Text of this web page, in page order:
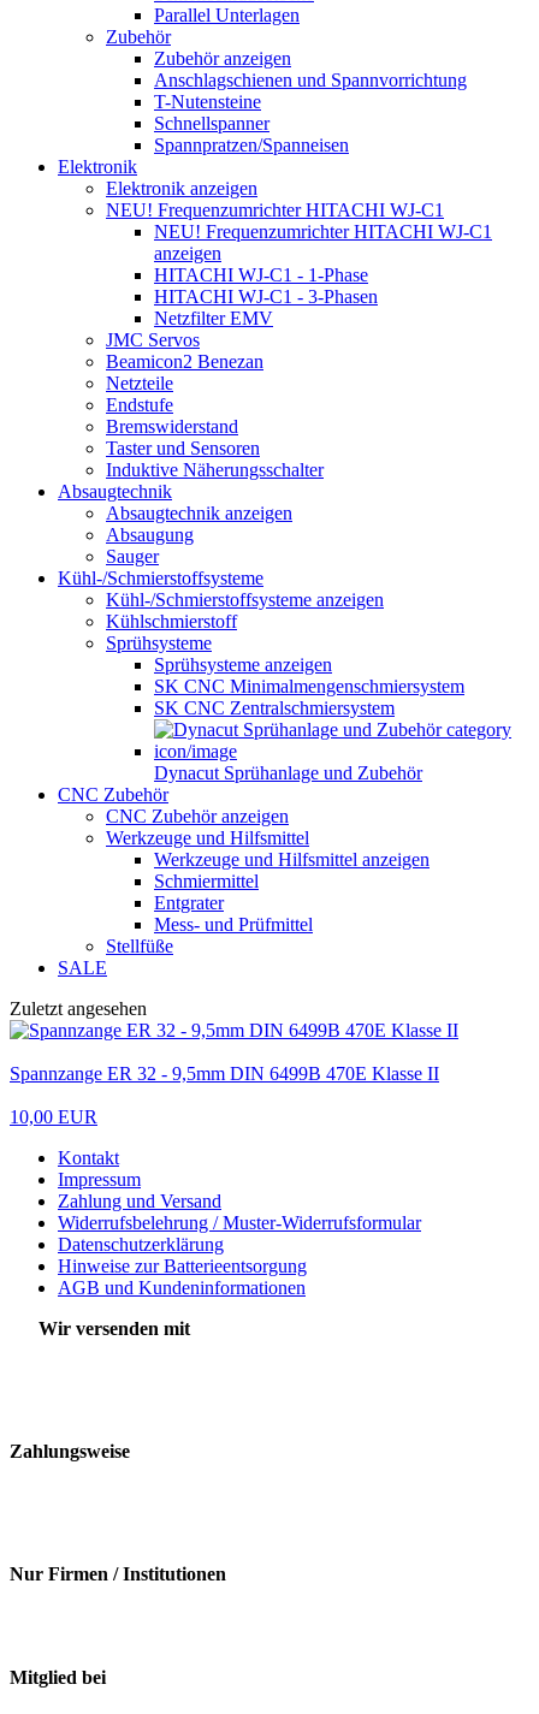
Parallel Unterlagen
Zubehör
Zubehör anzeigen
Anschlagschienen und Spannvorrichtung
T-Nutensteine
Schnellspanner
Spannpratzen/Spanneisen
Elektronik
Elektronik anzeigen
NEU! Frequenzumrichter HITACHI WJ-C1
NEU! Frequenzumrichter HITACHI WJ-C1
anzeigen
HITACHI WJ-C1 - 1-Phase
HITACHI WJ-C1 - 3-Phasen
Netzfilter EMV
JMC Servos
Beamicon2 Benezan
Netzteile
Endstufe
Bremswiderstand
Taster und Sensoren
Induktive Näherungsschalter
Absaugtechnik
Absaugtechnik anzeigen
Absaugung
Sauger
Kühl-/Schmierstoffsysteme
Kühl-/Schmierstoffsysteme anzeigen
Kühlschmierstoff
Sprühsysteme
Sprühsysteme anzeigen
SK CNC Minimalmengenschmiersystem
SK CNC Zentralschmiersystem
Dynacut Sprühanlage und Zubehör
CNC Zubehör
CNC Zubehör anzeigen
Werkzeuge und Hilfsmittel
Werkzeuge und Hilfsmittel anzeigen
Schmiermittel
Entgrater
Mess- und Prüfmittel
Stellfüße
SALE
Zuletzt angesehen
Spannzange ER 32 - 9,5mm DIN 6499B 470E Klasse II
10,00 EUR
Kontakt
Impressum
Zahlung und Versand
Widerrufsbelehrung / Muster-Widerrufsformular
Datenschutzerklärung
Hinweise zur Batterieentsorgung
AGB und Kundeninformationen
Wir versenden mit
Zahlungsweise
Nur Firmen / Institutionen
Mitglied bei